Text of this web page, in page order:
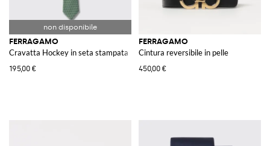
FERRAGAMO
Cravatta Hockey in seta stampata
195,00 €
FERRAGAMO
Cintura reversibile in pelle
450,00 €